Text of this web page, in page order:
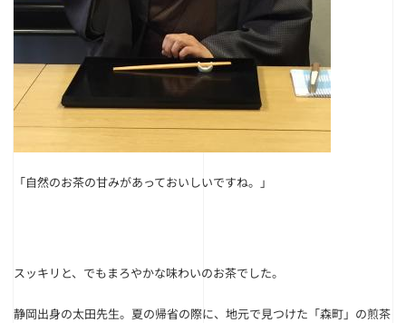
「自然のお茶の甘みがあっておいしいですね。」
スッキリと、でもまろやかな味わいのお茶でした。
静岡出身の太田先生。夏の帰省の際に、地元で見つけた「森町」の煎茶